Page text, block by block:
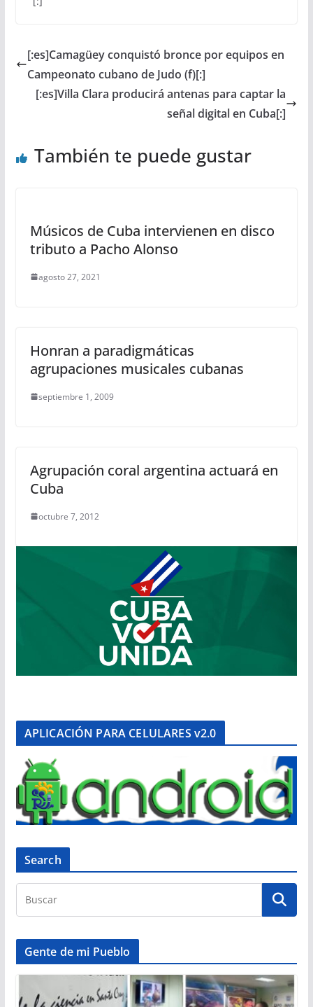
[:es]Camagüey conquistó bronce por equipos en
Campeonato cubano de Judo (f)[:]
[:es]Villa Clara producirá antenas para captar la
señal digital en Cuba[:]
También te puede gustar
Músicos de Cuba intervienen en disco
tributo a Pacho Alonso
agosto 27, 2021
Honran a paradigmáticas
agrupaciones musicales cubanas
septiembre 1, 2009
Agrupación coral argentina actuará en
Cuba
octubre 7, 2012
APLICACIÓN PARA CELULARES v2.0
Search
Gente de mi Pueblo